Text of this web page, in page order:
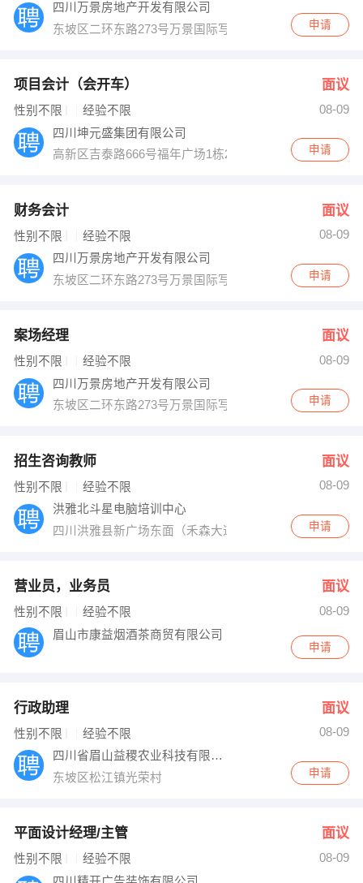
四川万景房地产开发有限公司
东坡区二环东路273号万景国际写字楼21楼
申请
项目会计（会开车） 面议
性别不限 经验不限
08-09
四川坤元盛集团有限公司
高新区吉泰路666号福年广场1栋2406
申请
财务会计 面议
性别不限 经验不限
08-09
四川万景房地产开发有限公司
东坡区二环东路273号万景国际写字楼21楼
申请
案场经理 面议
性别不限 经验不限
08-09
四川万景房地产开发有限公司
东坡区二环东路273号万景国际写字楼21楼
申请
招生咨询教师 面议
性别不限 经验不限
08-09
洪雅北斗星电脑培训中心
四川洪雅县新广场东面（禾森大道39号）二楼
申请
营业员，业务员 面议
性别不限 经验不限
08-09
眉山市康益烟酒茶商贸有限公司
申请
行政助理 面议
性别不限 经验不限
08-09
四川省眉山益稷农业科技有限公司
东坡区松江镇光荣村
申请
平面设计经理/主管 面议
性别不限 经验不限
08-09